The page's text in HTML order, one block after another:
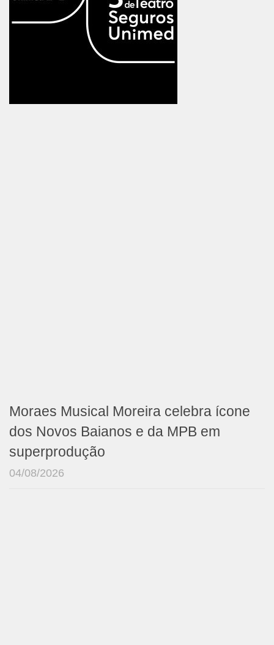
Moraes Musical Moreira celebra ícone
dos Novos Baianos e da MPB em
superprodução
04/08/2026